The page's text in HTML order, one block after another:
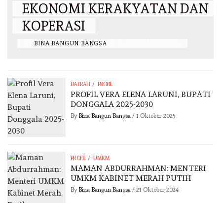
EKONOMI KERAKYATAN DAN
KOPERASI
BINA BANGUN BANGSA
DAERAH / PROFIL
PROFIL VERA ELENA LARUNI, BUPATI
DONGGALA 2025-2030
By Bina Bangun Bangsa / 1 Oktober 2025
PROFIL / UMKM
MAMAN ABDURRAHMAN: MENTERI
UMKM KABINET MERAH PUTIH
By Bina Bangun Bangsa / 21 Oktober 2024